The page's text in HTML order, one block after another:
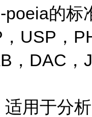
poeia的标
，USP，
，DAC，
用于分